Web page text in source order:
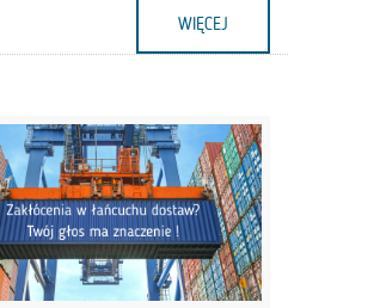
WIĘCEJ